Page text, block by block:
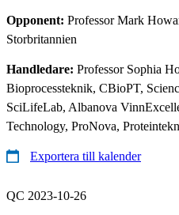
Opponent: Professor Mark
Storbritannien
Handledare: Professor Sophia
Bioprocessteknik, CBioPT,
SciLifeLab, Albanova
Technology, ProNova,
Exportera till kalender
QC 2023-10-26